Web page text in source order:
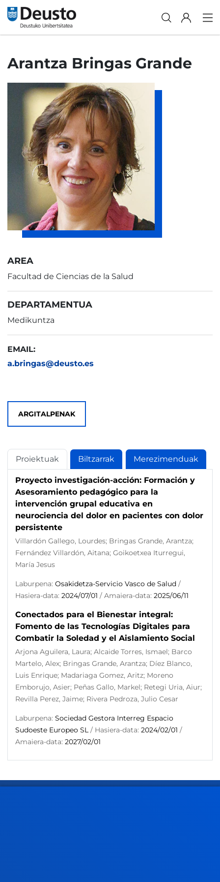
Arantza Bringas Grande
AREA
Facultad de Ciencias de la Salud
DEPARTAMENTUA
Medikuntza
EMAIL:
a.bringas@deusto.es
ARGITALPENAK
Proiektuak Biltzarrak Merezimenduak
Proyecto investigación-acción: Formación y
Asesoramiento pedagógico para la
intervención grupal educativa en
neurociencia del dolor en pacientes con dolor
persistente
Villardón Gallego, Lourdes; Bringas Grande, Arantza;
Fernández Villardón, Aitana; Goikoetxea Iturregui,
María Jesus
Laburpena: Osakidetza-Servicio Vasco de Salud /
Hasiera-data: 2024/07/01 / Amaiera-data: 2025/06/11
Conectados para el Bienestar integral:
Fomento de las Tecnologías Digitales para
Combatir la Soledad y el Aislamiento Social
Arjona Aguilera, Laura; Alcaide Torres, Ismael; Barco
Martelo, Alex; Bringas Grande, Arantza; Díez Blanco,
Luis Enrique; Madariaga Gomez, Aritz; Moreno
Emborujo, Asier; Peñas Gallo, Markel; Retegi Uria, Aiur;
Revilla Perez, Jaime; Rivera Pedroza, Julio Cesar
Laburpena: Sociedad Gestora Interreg Espacio
Sudoeste Europeo SL/ Hasiera-data: 2024/02/01 /
Amaiera-data: 2027/02/01